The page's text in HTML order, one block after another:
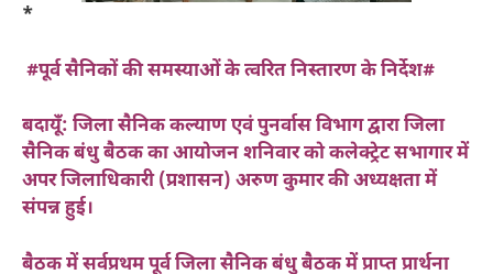
*
#पूर्व सैनिकों की समस्याओं के त्वरित निस्तारण के निर्देश#
बदायूँ: जिला सैनिक कल्याण एवं पुनर्वास विभाग द्वारा जिला
सैनिक बंधु बैठक का आयोजन शनिवार को कलेक्ट्रेट सभागार में
अपर जिलाधिकारी (प्रशासन) अरुण कुमार की अध्यक्षता में
संपन्न हुई।
बैठक में सर्वप्रथम पूर्व जिला सैनिक बंधु बैठक में प्राप्त प्रार्थना